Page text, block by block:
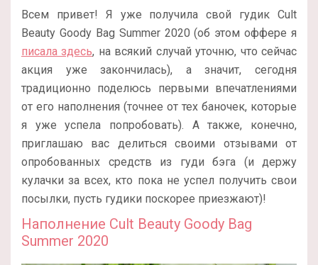
Всем привет! Я уже получила свой гудик Cult
Beauty Goody Bag Summer 2020 (об этом оффере я
писала здесь, на всякий случай уточню, что сейчас
акция уже закончилась), а значит, сегодня
традиционно поделюсь первыми впечатлениями
от его наполнения (точнее от тех баночек, которые
я уже успела попробовать). А также, конечно,
приглашаю вас делиться своими отзывами от
опробованных средств из гуди бэга (и держу
кулачки за всех, кто пока не успел получить свои
посылки, пусть гудики поскорее приезжают)!
Наполнение Cult Beauty Goody Bag
Summer 2020